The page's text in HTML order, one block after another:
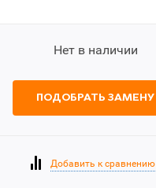
Нет в наличии
ПОДОБРАТЬ ЗАМЕНУ
Добавить к сравнению